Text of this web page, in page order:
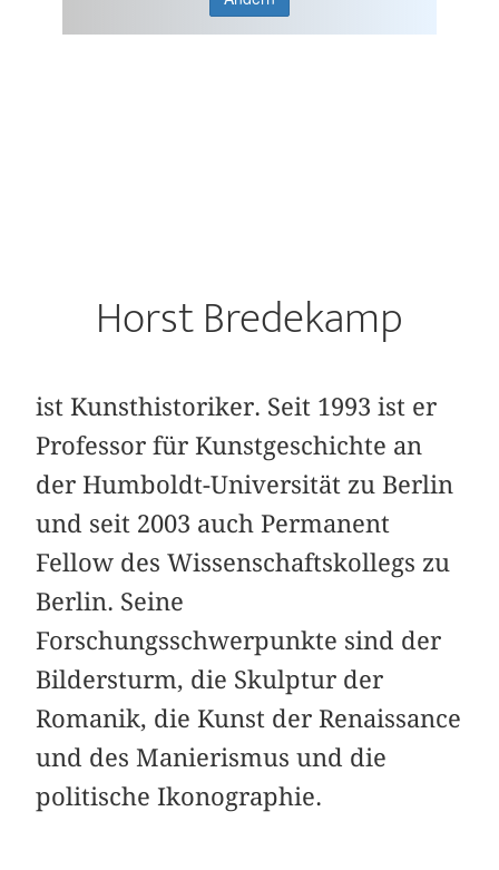
Horst Bredekamp
ist Kunsthistoriker. Seit 1993 ist er
Professor für Kunstgeschichte an
der Humboldt-Universität zu Berlin
und seit 2003 auch Permanent
Fellow des Wissenschaftskollegs zu
Berlin. Seine
Forschungsschwerpunkte sind der
Bildersturm, die Skulptur der
Romanik, die Kunst der Renaissance
und des Manierismus und die
politische Ikonographie.